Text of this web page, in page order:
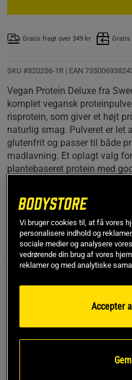
Gratis fragt over 349 kr Gratis
SKU #820256-1R | EAN
Vegan Protein Deluxe fra
komplet vegansk
risprotein, som giver et højt
naturlig smag. Pulveret er let
glutenfrit og passer til både
madlavning. Et oplagt valg
plantebaseret protein med
Læs mere
Information Anmeldelser
Beskrivelse
Vegan Protein Deluxe fra
komplet vegansk
på en kombination af
proteinindhold og en mild,
Vi bruger cookies til, at få vores
personalisere indhold og
sociale medier og analysere
vedrørende din brug af vores
reklamer og med analytiske
Accepter